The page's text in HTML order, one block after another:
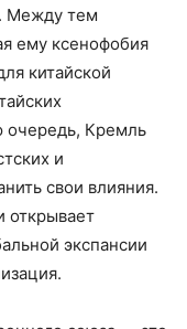
Между тем
ему ксенофобия
китайской
очередь, Кремль
и
свои влияния.
открывает
экспансии